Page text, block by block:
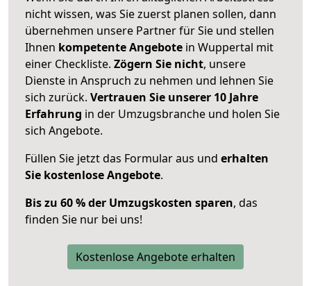
nicht wissen, was Sie zuerst planen sollen, dann
übernehmen unsere Partner für Sie und stellen
Ihnen kompetente Angebote in Wuppertal mit
einer Checkliste. Zögern Sie nicht, unsere
Dienste in Anspruch zu nehmen und lehnen Sie
sich zurück. Vertrauen Sie unserer 10 Jahre
Erfahrung in der Umzugsbranche und holen Sie
sich Angebote.
Füllen Sie jetzt das Formular aus und erhalten
Sie kostenlose Angebote.
Bis zu 60 % der Umzugskosten sparen, das
finden Sie nur bei uns!
Kostenlose Angebote erhalten